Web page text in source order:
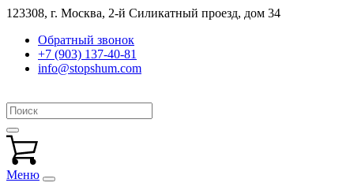
123308, г. Москва, 2-й Силикатный проезд, дом 34
Обратный звонок
+7 (903) 137-40-81
info@stopshum.com
Меню